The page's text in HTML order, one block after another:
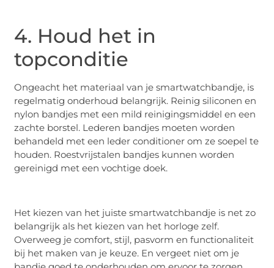
4. Houd het in
topconditie
Ongeacht het materiaal van je smartwatchbandje, is
regelmatig onderhoud belangrijk. Reinig siliconen en
nylon bandjes met een mild reinigingsmiddel en een
zachte borstel. Lederen bandjes moeten worden
behandeld met een leder conditioner om ze soepel te
houden. Roestvrijstalen bandjes kunnen worden
gereinigd met een vochtige doek.
Het kiezen van het juiste smartwatchbandje is net zo
belangrijk als het kiezen van het horloge zelf.
Overweeg je comfort, stijl, pasvorm en functionaliteit
bij het maken van je keuze. En vergeet niet om je